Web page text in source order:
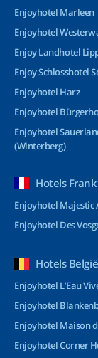
Enjoyhotel Marleen
Enjoyhotel
Enjoy Landhotel
Enjoy Schlosshotel
Enjoyhotel Harz
Enjoyhotel
Enjoyhotel
(Winterberg)
Hotels
Enjoyhotel Majestic
Enjoyhotel Des
Hotels België
Enjoyhotel L’Eau
Enjoyhotel
Enjoyhotel Maison
Enjoyhotel Corner